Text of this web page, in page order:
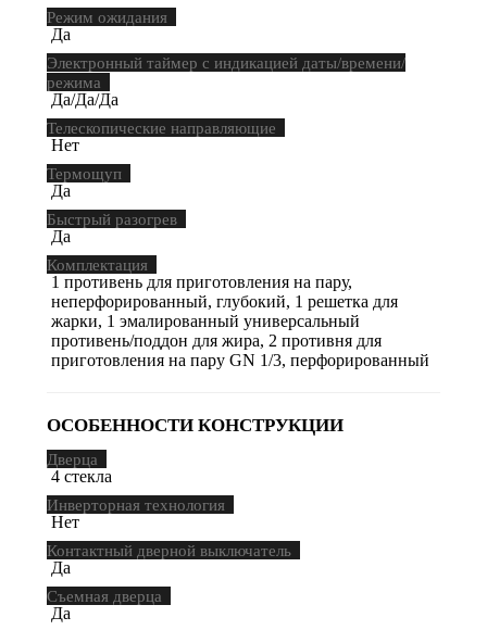
Режим ожидания
Да
Электронный таймер с индикацией даты/времени/
режима
Да/Да/Да
Телескопические направляющие
Нет
Термощуп
Да
Быстрый разогрев
Да
Комплектация
1 противень для приготовления на пару,
неперфорированный, глубокий, 1 решетка для
жарки, 1 эмалированный универсальный
противень/поддон для жира, 2 противня для
приготовления на пару GN 1/3, перфорированный
ОСОБЕННОСТИ КОНСТРУКЦИИ
Дверца
4 стекла
Инверторная технология
Нет
Контактный дверной выключатель
Да
Съемная дверца
Да